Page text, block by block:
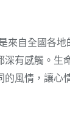
來自全國各
有感觸。生
風情，讓心